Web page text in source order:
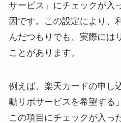
サービス」にチェックが入
因です。この設定により、
んだつもりでも、実際には
ことがあります。
例えば、楽天カードの申し
動リボサービスを希望する
この項目にチェックが入っ